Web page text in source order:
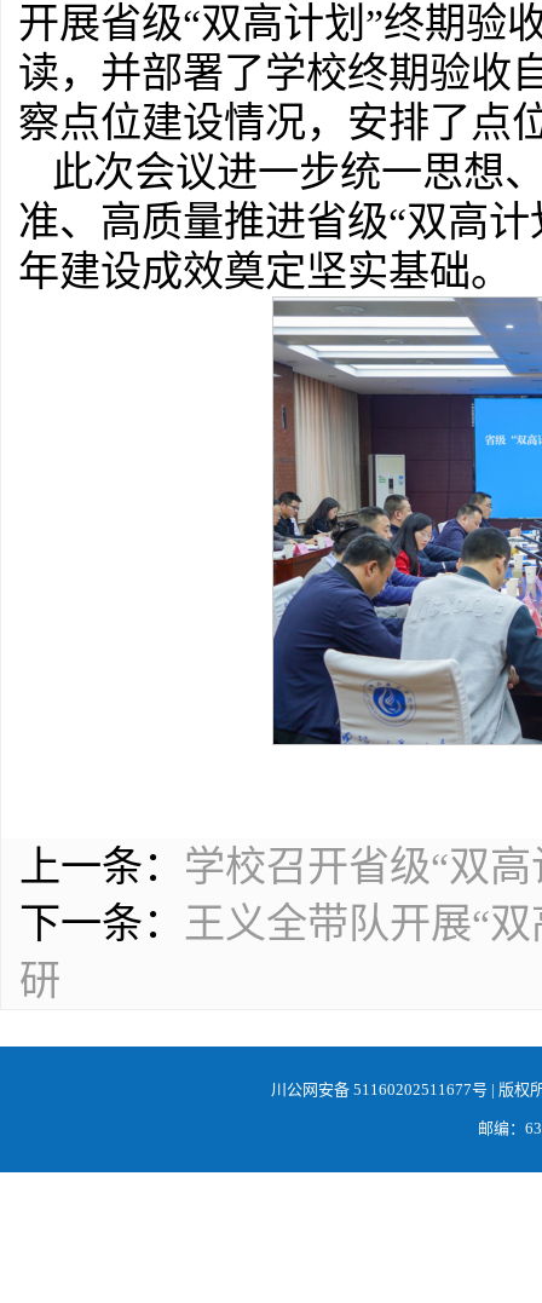
开展省级“双高计划”终期验
读，并部署了学校终期验收
察点位建设情况，安排了点
此次会议进一步统一思想
准、高质量推进省级“双高
年建设成效奠定坚实基础。
上一条： 学校召开省级“双
下一条： 王义全带队开展“
研
川公网安备 51160202511677号 | 版权
邮编：